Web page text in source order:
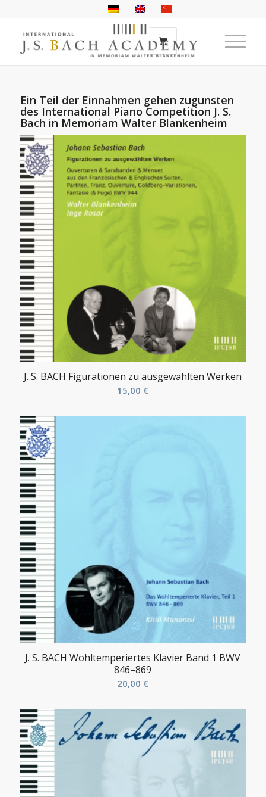
Ein Teil der Einnahmen gehen zugunsten
des International Piano Competition J. S.
Bach in Memoriam Walter Blankenheim
J. S. BACH Figurationen zu ausgewählten Werken
15,00 €
J. S. BACH Wohltemperiertes Klavier Band 1 BWV
846–869
20,00 €